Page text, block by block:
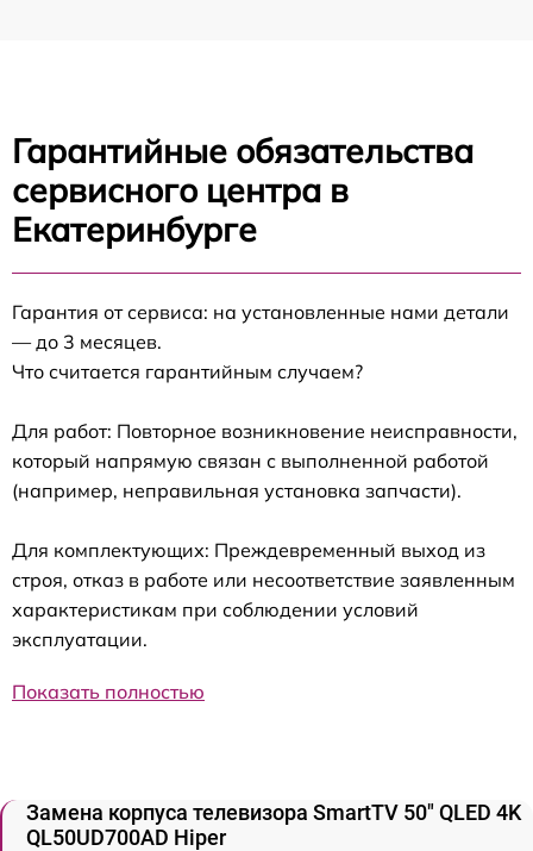
Гарантийные обязательства
сервисного центра в
Екатеринбурге
Гарантия от сервиса: на установленные нами детали
— до 3 месяцев.
Что считается гарантийным случаем?
Для работ: Повторное возникновение неисправности,
который напрямую связан с выполненной работой
(например, неправильная установка запчасти).
Для комплектующих: Преждевременный выход из
строя, отказ в работе или несоответствие заявленным
характеристикам при соблюдении условий
эксплуатации.
Показать полностью
Замена корпуса телевизора SmartTV 50" QLED 4K
QL50UD700AD Hiper